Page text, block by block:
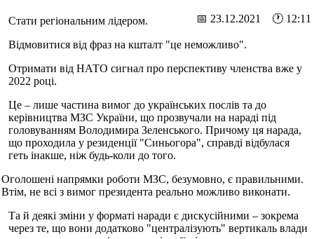
📅 23.12.2021 🕐 12:11
Стати регіональним лідером.
Відмовитися від фраз на кшталт "це неможливо".
Отримати від НАТО сигнал про перспективу членства вже у
2022 році.
Це – лише частина вимог до українських послів та до
керівництва МЗС України, що прозвучали на нараді під
головуванням Володимира Зеленського. Причому ця нарада,
що проходила у резиденції "Синьогора", справді відбулася
геть інакше, ніж будь-коли до того.
Оголошені напрямки роботи МЗС, безумовно, є правильними.
Втім, не всі з вимог президента реально можливо виконати.
Та й деякі зміни у форматі наради є дискусійними – зокрема
через те, що вони додатково "централізують" вертикаль влади